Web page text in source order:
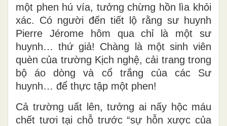
một phen hú vía, tưởng chừng hồn lìa khỏi
xác. Có người đến tiết lộ rằng sư huynh
Pierre Jérome hôm qua chỉ là một sư
huynh… thứ giả! Chàng là một sinh viên
quèn của trường Kịch nghệ, cải trang trong
bộ áo dòng và cổ trắng của các Sư
huynh… để thực tập một phen!
Cả trường uất lên, tưởng ai nấy hộc máu
chết tươi tại chỗ trước “sự hỗn xược của